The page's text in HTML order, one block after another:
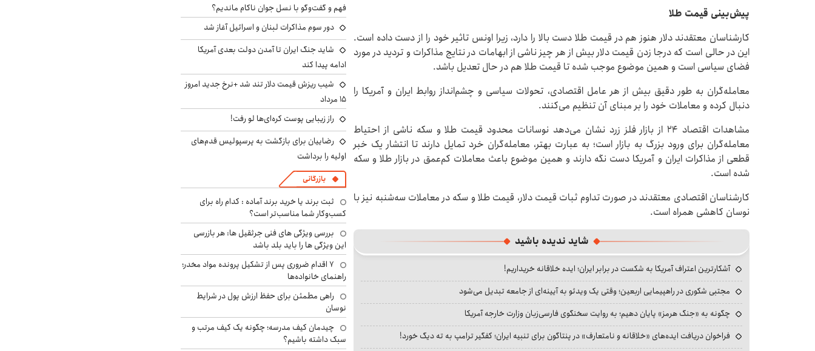
پیش‌بینی قیمت طلا
کارشناسان معتقدند دلار هنوز هم در قیمت طلا دست بالا را دارد، زیرا اونس تاثیر خود را از دست داده است.
این در حالی است که درجا زدن قیمت دلار بیش از هر چیز ناشی از ابهامات در نتایج مذاکرات و تردید در مورد
فضای سیاسی است و همین موضوع موجب شده تا قیمت طلا هم در حال تعدیل باشد.
معامله‌گران به طور دقیق بیش از هر عامل اقتصادی، تحولات سیاسی و چشم‌انداز روابط ایران و آمریکا را
دنبال کرده و معاملات خود را بر مبنای آن تنظیم می‌کنند.
مشاهدات اقتصاد ۲۴ از بازار فلز زرد نشان می‌دهد نوسانات محدود قیمت طلا و سکه ناشی از احتیاط
معامله‌گران برای ورود بزرگ به بازار است؛ به عبارت بهتر، معامله‌گران خرد تمایل دارند تا انتشار یک خبر
قطعی از مذاکرات ایران و آمریکا دست نگه دارند و همین موضوع باعث معاملات کم‌عمق در بازار طلا و سکه
شده است.
کارشناسان اقتصادی معتقدند در صورت تداوم ثبات قیمت دلار، قیمت طلا و سکه در معاملات سه‎‌شنبه نیز با
نوسان کاهشی همراه است.
شاید ندیده باشید
آشکارترین اعتراف آمریکا به شکست در برابر ایران؛ ایده خلاقانه خریداریم!
مجتبی شکوری در راهپیمایی اربعین؛ وقتی یک ویدئو به آیینه‌ای از جامعه تبدیل می‌شود
چگونه به «جنگ هرمز» پایان دهیم؛ به روایت سخنگوی فارسی‌زبان وزارت خارجه آمریکا
فراخوان دریافت ایده‌های «خلاقانه و نامتعارف» در پنتاگون برای تنبیه ایران؛ کفگیر ترامپ به ته دیگ خورد!
فهم و گفت‌وگو با نسل جوان ناکام ماندیم؟
دور سوم مذاکرات لبنان و اسرائیل آغاز شد
شاید جنگ ایران تا آمدن دولت بعدی آمریکا
ادامه پیدا کند
شیب ریزش قیمت دلار تند شد +نرخ جدید امروز
۱۵ مرداد
راز زیبایی پوست کره‌ای‌ها لو رفت!
رضاییان برای بازگشت به پرسپولیس قدم‌های
اولیه را برداشت
بازرگانی
ثبت برند یا خرید برند آماده : کدام راه برای
کسب‌وکار شما مناسب‌تر است؟
بررسی ویژگی های فنی جرثقیل ها: هر بازرسی
این ویژگی ها را باید بلد باشد
۷ اقدام ضروری پس از تشکیل پرونده مواد مخدر؛
راهنمای خانواده‌ها
راهی مطمئن برای حفظ ارزش پول در شرایط
نوسان
چیدمان کیف مدرسه؛ چگونه یک کیف مرتب و
سبک داشته باشیم؟